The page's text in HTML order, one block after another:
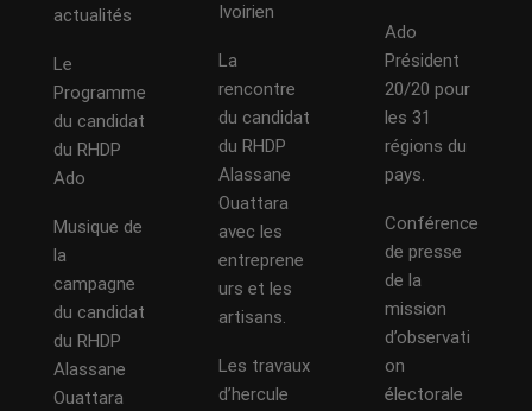
actualités
Le
Programme
du candidat
du RHDP
Ado
Musique de
la
campagne
du candidat
du RHDP
Alassane
Ouattara
Ivoirien
La
rencontre
du candidat
du RHDP
Alassane
Ouattara
avec les
entreprene
urs et les
artisans.
Les travaux
d’hercule
Ado
Président
20/20 pour
les 31
régions du
pays.
Conférence
de presse
de la
mission
d’observati
on
électorale